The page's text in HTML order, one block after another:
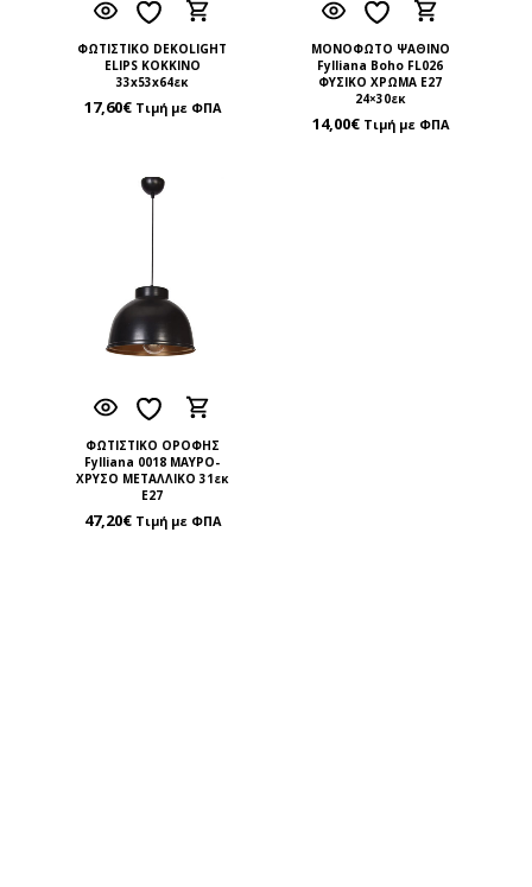
ΦΩΤΙΣΤΙΚΟ DEKOLIGHT
ELIPS ΚΟΚΚΙΝΟ
33x53x64εκ
17,60€ Τιμή με ΦΠΑ
ΜΟΝΟΦΩΤΟ ΨΑΘΙΝΟ
Fylliana Boho FL026
ΦΥΣΙΚΟ ΧΡΩΜΑ Ε27
24×30εκ
14,00€ Τιμή με ΦΠΑ
ΦΩΤΙΣΤΙΚΟ ΟΡΟΦΗΣ
Fylliana 0018 ΜΑΥΡΟ-
ΧΡΥΣΟ ΜΕΤΑΛΛΙΚΟ 31εκ
Ε27
47,20€ Τιμή με ΦΠΑ